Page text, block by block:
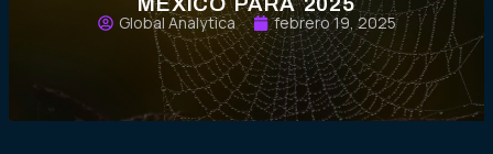
Global Analytica febrero 19, 2025